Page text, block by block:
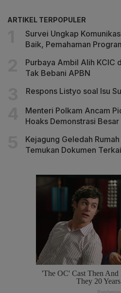
ARTIKEL TERPOPULER
Survei Ungkap
Baik, Pemahaman
Purbaya Ambil Alih KCIC
Tak Bebani APBN
Respons Listyo soal Isu
Menteri Polkam Ancam
Hoaks Demonstrasi Besar
Kejagung Geledah
Temukan Dokumen